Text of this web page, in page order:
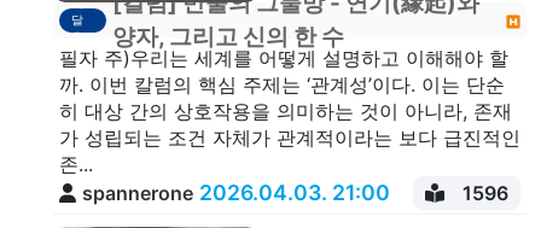
깨
달
음
양자, 그리고 신의 한 수
​필자 주)우리는 세계를 어떻게 설명하고 이해해야 할
까. ​이번 칼럼의 핵심 주제는 ‘관계성’이다. 이는 단순
히 대상 간의 상호작용을 의미하는 것이 아니라, 존재
가 성립되는 조건 자체가 관계적이라는 보다 급진적인
존...
spannerone 2026.04.03. 21:00 1596